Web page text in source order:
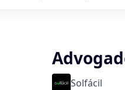
Solfácil